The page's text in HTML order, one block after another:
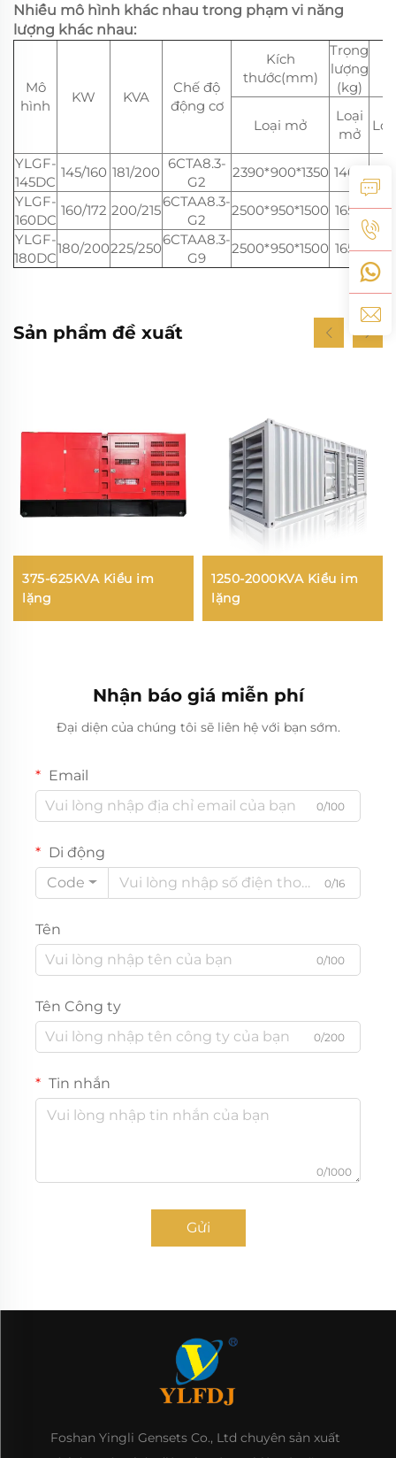
Nhiều mô hình khác nhau trong phạm vi năng
lượng khác nhau:
Mô
hình
KW KVA
Chế độ
động cơ
Kích
thước(mm)
Trọng
lượng
(kg)
Loại mở
Loại
mở
YLGF-
145DC
145/160 181/200
6CTA8.3-
G2
2390*900*1350 1460
YLGF-
160DC
160/172 200/215
6CTAA8.3-
G2
2500*950*1500 1650
YLGF-
180DC
180/200225/250
6CTAA8.3-
G9
2500*950*1500 1650
Sản phẩm đề xuất
375-625KVA Kiểu im
lặng
1250-2000KVA Kiểu im
lặng
Nhận báo giá miễn phí
Đại diện của chúng tôi sẽ liên hệ với bạn sớm.
Email
0/100
Di động
Code
0/16
Tên
0/100
Tên Công ty
0/200
Tin nhắn
0/1000
Gửi
Foshan Yingli Gensets Co., Ltd chuyên sản xuất